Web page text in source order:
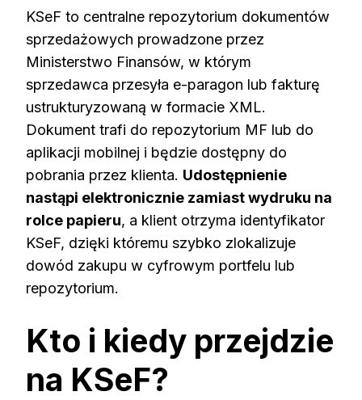
KSeF to centralne repozytorium dokumentów
sprzedażowych prowadzone przez
Ministerstwo Finansów, w którym
sprzedawca przesyła e-paragon lub fakturę
ustrukturyzowaną w formacie XML.
Dokument trafi do repozytorium MF lub do
aplikacji mobilnej i będzie dostępny do
pobrania przez klienta. Udostępnienie
nastąpi elektronicznie zamiast wydruku na
rolce papieru, a klient otrzyma identyfikator
KSeF, dzięki któremu szybko zlokalizuje
dowód zakupu w cyfrowym portfelu lub
repozytorium.
Kto i kiedy przejdzie
na KSeF?